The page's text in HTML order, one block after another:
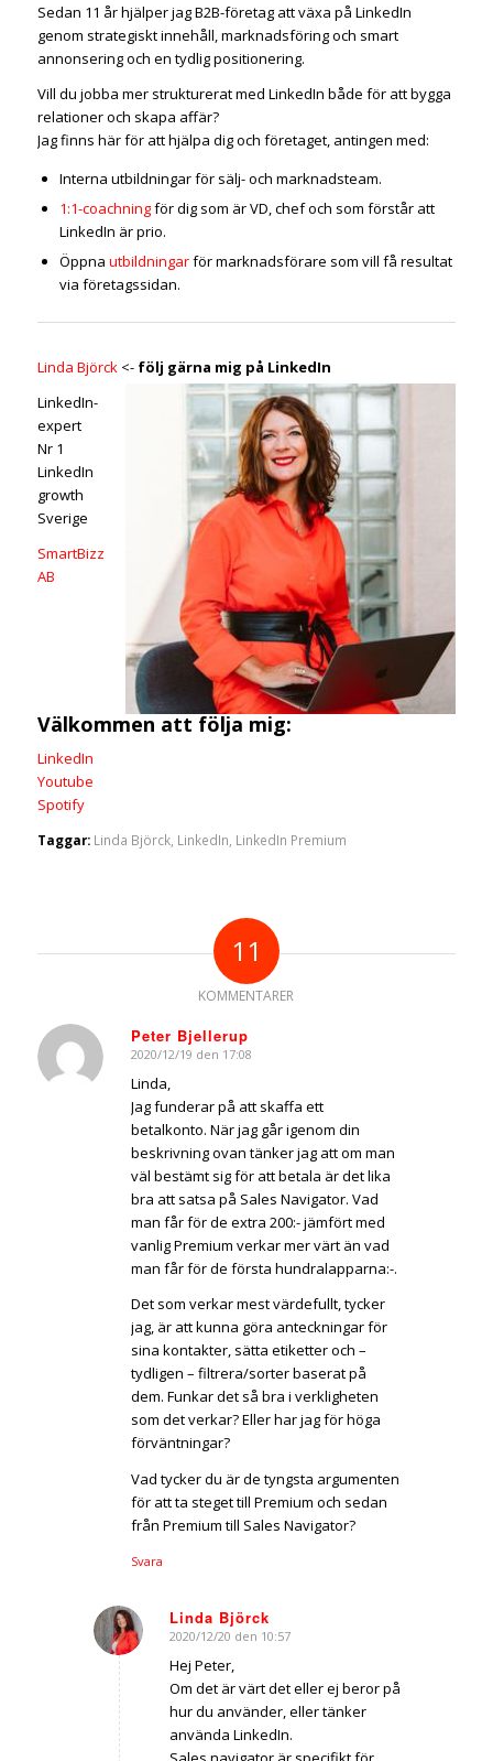
Sedan 11 år hjälper jag B2B-företag att växa på LinkedIn
genom strategiskt innehåll, marknadsföring och smart
annonsering och en tydlig positionering.
Vill du jobba mer strukturerat med LinkedIn både för att bygga
relationer och skapa affär?
Jag finns här för att hjälpa dig och företaget, antingen med:
Interna utbildningar för sälj- och marknadsteam.
1:1-coachningför dig som är VD, chef och som förstår att
LinkedIn är prio.
Öppna utbildningarför marknadsförare som vill få resultat
via företagssidan.
Linda Björck<- följ gärna mig på LinkedIn
LinkedIn-
expert
Nr 1
LinkedIn
growth
Sverige
SmartBizz
AB
Välkommen att följa mig:
LinkedIn
Youtube
Spotify
Taggar: Linda Björck, LinkedIn, LinkedIn Premium
11
KOMMENTARER
Peter Bjellerup
says:
2020/12/19 den 17:08
Linda,
Jag funderar på att skaffa ett
betalkonto. När jag går igenom din
beskrivning ovan tänker jag att om man
väl bestämt sig för att betala är det lika
bra att satsa på Sales Navigator. Vad
man får för de extra 200:- jämfört med
vanlig Premium verkar mer värt än vad
man får för de första hundralapparna:-.
Det som verkar mest värdefullt, tycker
jag, är att kunna göra anteckningar för
sina kontakter, sätta etiketter och –
tydligen – filtrera/sorter baserat på
dem. Funkar det så bra i verkligheten
som det verkar? Eller har jag för höga
förväntningar?
Vad tycker du är de tyngsta argumenten
för att ta steget till Premium och sedan
från Premium till Sales Navigator?
Svara
Linda Björck
says:
2020/12/20 den 10:57
Hej Peter,
Om det är värt det eller ej beror på
hur du använder, eller tänker
använda LinkedIn.